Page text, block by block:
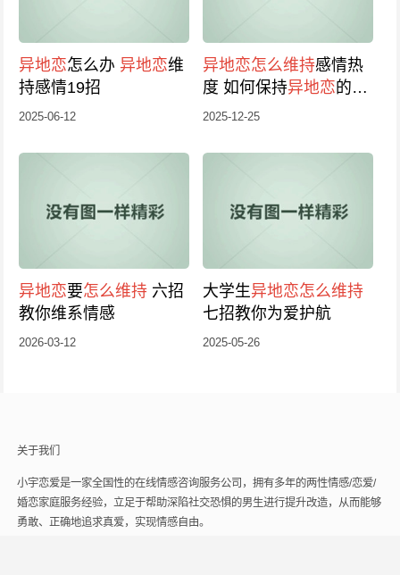
异地恋怎么办 异地恋维
持感情19招
2025-06-12
异地恋怎么维持感情热
度 如何保持异地恋的感
情热度
2025-12-25
异地恋要怎么维持六招
教你维系情感
2026-03-12
大学生异地恋怎么维持
七招教你为爱护航
2025-05-26
关于我们
小宇恋爱是一家全国性的在线情感咨询服务公司，拥有多年的两性情感/恋爱/
婚恋家庭服务经验，立足于帮助深陷社交恐惧的男生进行提升改造，从而能够
勇敢、正确地追求真爱，实现情感自由。